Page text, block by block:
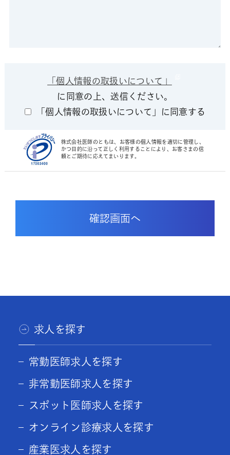
「個人情報の取扱いについて」
に同意の上、送信ください。
「個人情報の取扱いについて」に同意する
株式会社医師のともは、お客様の個人情報を適切に管理し、
かつ目的に沿って正しく利用することにより、お客さまの信
頼とご期待に応えてまいります。
求人を探す
常勤医師求人を探す
非常勤医師求人を探す
スポット医師求人を探す
オンライン診療求人を探す
産業医求人を探す